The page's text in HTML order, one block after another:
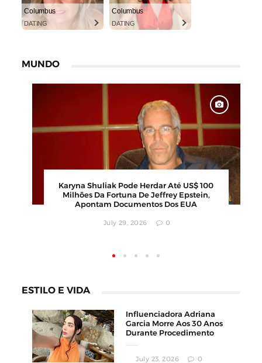
Columbus
DATING
Columbus
DATING
MUNDO
Calor Extremo Na Coreia Do Sul Faz 16
Mortes Com Temperaturas Próximas Dos
42ºC
August 04, 2026
ESTILO E VIDA
Influenciadora Adriana
Garcia Morre Aos 30 Anos
Durante Procedimento
July 23, 2026 0